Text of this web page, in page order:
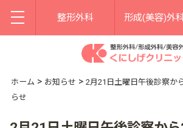
整形外科 形成(美容)外
ホーム > お知らせ > 2月21日土曜日午後診察か
らせ